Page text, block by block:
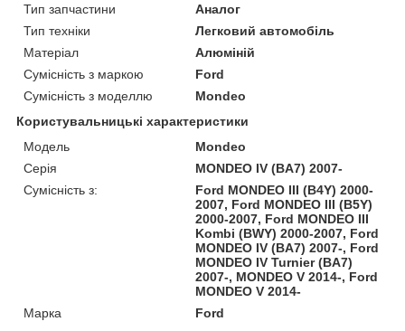
Тип запчастини
Аналог
Тип техніки
Легковий автомобіль
Матеріал
Алюміній
Сумісність з маркою
Ford
Сумісність з моделлю
Mondeo
Користувальницькі характеристики
Модель
Mondeo
Серія
MONDEO IV (BA7) 2007-
Сумісність з:
Ford MONDEO III (B4Y) 2000-
2007, Ford MONDEO III (B5Y)
2000-2007, Ford MONDEO III
Kombi (BWY) 2000-2007, Ford
MONDEO IV (BA7) 2007-, Ford
MONDEO IV Turnier (BA7)
2007-, MONDEO V 2014-, Ford
MONDEO V 2014-
Марка
Ford